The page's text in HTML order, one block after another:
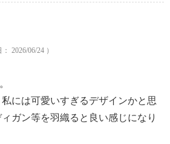
2026/06/24 ）
には可愛いすぎるデザインかと思
ガン等を羽織ると良い感じになり